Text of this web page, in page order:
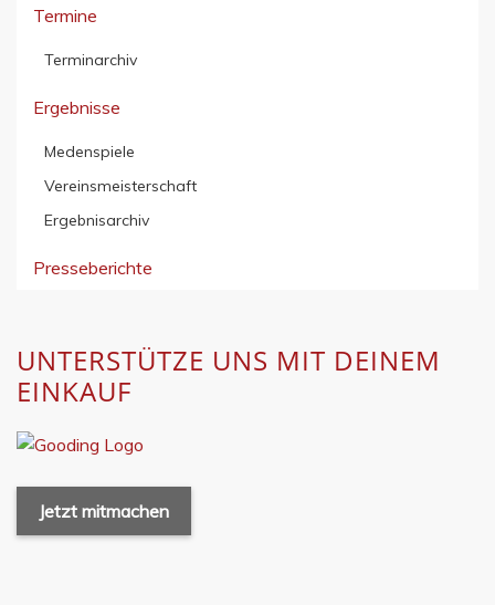
Termine
Terminarchiv
Ergebnisse
Medenspiele
Vereinsmeisterschaft
Ergebnisarchiv
Presseberichte
UNTERSTÜTZE UNS MIT DEINEM
EINKAUF
Jetzt mitmachen